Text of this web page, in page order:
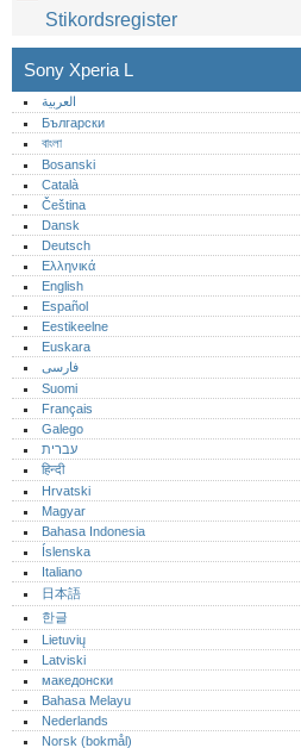
Stikordsregister
Sony Xperia L
العربية
Български
বাংলা
Bosanski
Català
Čeština
Dansk
Deutsch
Ελληνικά
English
Español
Eestikeelne
Euskara
فارسی
Suomi
Français
Galego
עברית
हिन्दी
Hrvatski
Magyar
Bahasa Indonesia
Íslenska
Italiano
日本語
한글
Lietuvių
Latviski
македонски
Bahasa Melayu
Nederlands
Norsk (bokmål)‎